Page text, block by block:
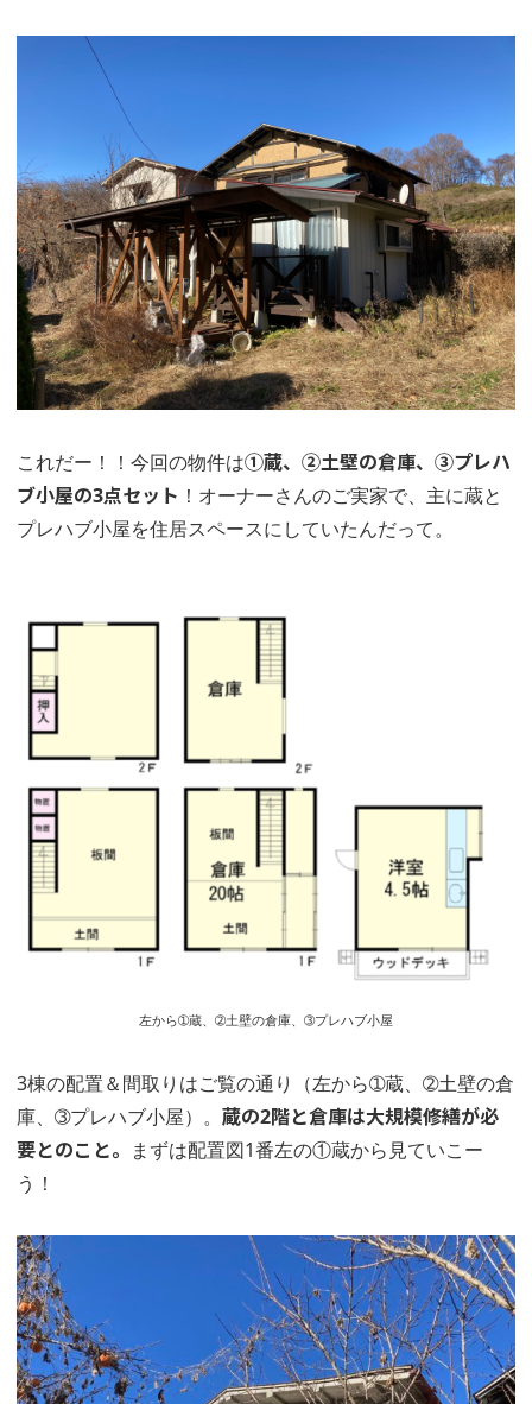
これだー！！今回の物件は➀蔵、➁土壁の倉庫、➂プレハ
ブ小屋の3点セット ！オーナーさんのご実家で、主に蔵と
プレハブ小屋を住居スペースにしていたんだって。
左から➀蔵、➁土壁の倉庫、➂プレハブ小屋
3棟の配置＆間取りはご覧の通り（左から➀蔵、➁土壁の倉
庫、➂プレハブ小屋）。 蔵の2階と倉庫は大規模修繕が必
要とのこと。 まずは配置図1番左の①蔵から見ていこー
う！